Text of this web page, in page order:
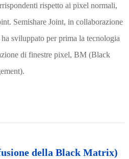
rispetto ai pixel normali,
Semishare Joint, in collaborazione
sviluppato per prima la tecnologia
di finestre pixel, BM (Black
della Black Matrix)